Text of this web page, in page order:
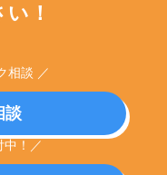
！
相談 ／
談
中！／